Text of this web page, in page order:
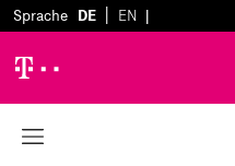
Sprache DE EN |